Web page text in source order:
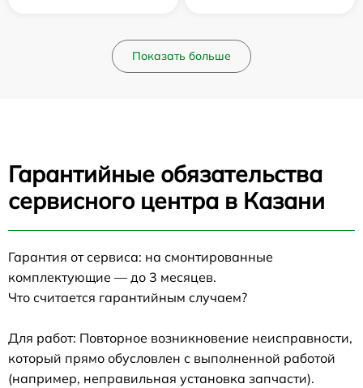
Показать больше
Гарантийные обязательства
сервисного центра в Казани
Гарантия от сервиса: на смонтированные
комплектующие — до 3 месяцев.
Что считается гарантийным случаем?
Для работ: Повторное возникновение неисправности,
который прямо обусловлен с выполненной работой
(например, неправильная установка запчасти).